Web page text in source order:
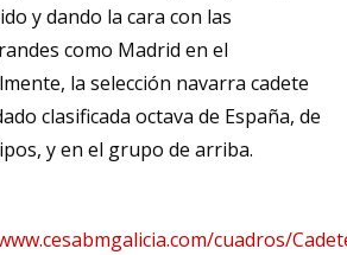
y dando la cara con las
como Madrid en el
la selección navarra cadete
clasificada octava de España, de
y en el grupo de arriba.
cuadros/